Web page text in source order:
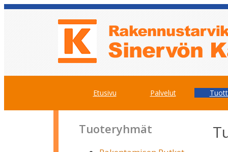
Siirry
Siirry
Etusivu Palvelut
Tuoteryhmät